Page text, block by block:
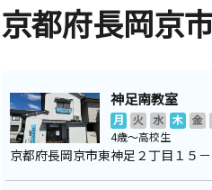
京都府長岡京
神足南教室
月 火 水 木 金
4歳～高校生
京都府長岡京市東神足２丁目１５